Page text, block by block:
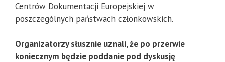
Centrów Dokumentacji Europejskiej w
poszczególnych państwach członkowskich.
Organizatorzy słusznie uznali, że po przerwie
koniecznym będzie poddanie pod dyskusję